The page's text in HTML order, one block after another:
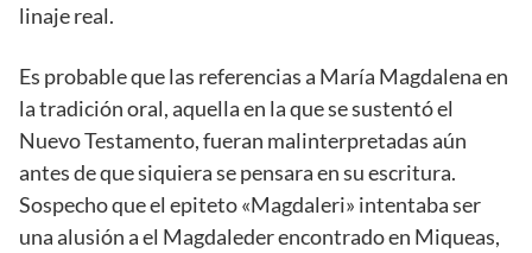
linaje real.
Es probable que las referencias a María Magdalena en
la tradición oral, aquella en la que se sustentó el
Nuevo Testamento, fueran malinterpretadas aún
antes de que siquiera se pensara en su escritura.
Sospecho que el epiteto «Magdaleri» intentaba ser
una alusión a el Magdaleder encontrado en Miqueas,